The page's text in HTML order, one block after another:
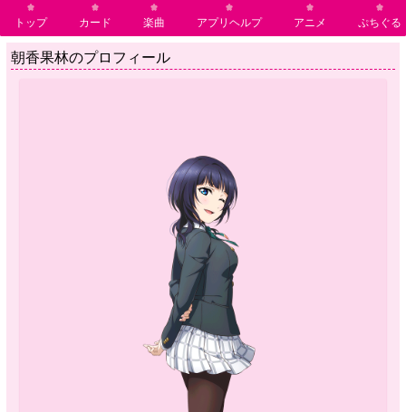
トップ カード 楽曲 アプリヘルプ アニメ ぷちぐる
朝香果林のプロフィール